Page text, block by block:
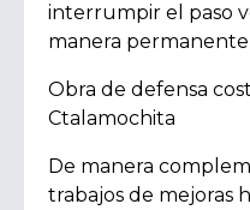
interrumpir el paso
manera
Obra de defensa
Ctalamochita
De manera
trabajos de mejoras